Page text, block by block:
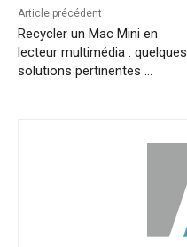
Article précédent
Recycler un Mac Mini en
lecteur multimédia : quelques
solutions pertinentes …